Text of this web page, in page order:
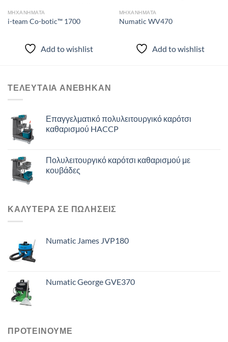
ΜΗΧΑΝΗΜΑΤΑ
i-team Co-botic™ 1700
Add to wishlist
ΜΗΧΑΝΗΜΑΤΑ
Numatic WV470
Add to wishlist
ΤΕΛΕΥΤΑΙΑ ΑΝΈΒΗΚΑΝ
Επαγγελματικό πολυλειτουργικό καρότσι
καθαρισμού HACCP
Πολυλειτουργικό καρότσι καθαρισμού με
κουβάδες
ΚΑΛΥΤΕΡΑ ΣΕ ΠΩΛΗΣΕΙΣ
Numatic James JVP180
Numatic George GVE370
ΠΡΟΤΕΙΝΟΥΜΕ